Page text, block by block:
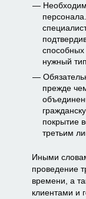
нужный
прежде
покрытие
третьим
Иными
проведение
времени, а
клиентами и